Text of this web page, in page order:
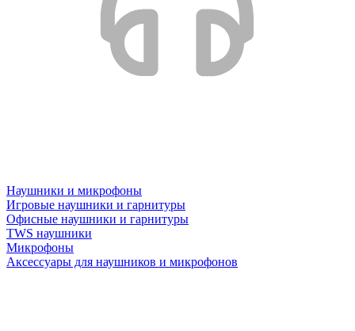
Наушники и микрофоны
Игровые наушники и гарнитуры
Офисные наушники и гарнитуры
TWS наушники
Микрофоны
Аксессуары для наушников и микрофонов